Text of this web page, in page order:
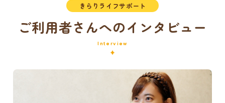
きらりライフサポート
ご利用者さんへのインタビュー
Interview